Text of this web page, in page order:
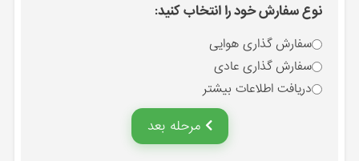
نوع سفارش خود را انتخاب کنید:
سفارش گذاری هوایی
سفارش گذاری عادی
دریافت اطلاعات بیشتر
مرحله بعد